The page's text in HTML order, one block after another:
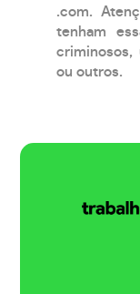
.com.
tenham
criminosos,
ou outros.